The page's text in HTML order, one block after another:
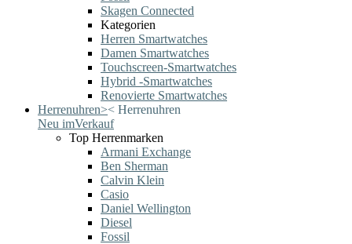
Skagen Connected
Kategorien
Herren Smartwatches
Damen Smartwatches
Touchscreen-Smartwatches
Hybrid -Smartwatches
Renovierte Smartwatches
Herrenuhren>< Herrenuhren
Neu imVerkauf
Top Herrenmarken
Armani Exchange
Ben Sherman
Calvin Klein
Casio
Daniel Wellington
Diesel
Fossil